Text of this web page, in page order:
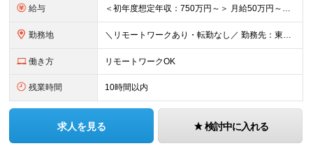
給与 ＜初年度想定年収：750万円～＞ 月給50万円～＋諸手当＋決算賞与＋寸志の計2回 ※経験・スキルを考慮し決定します。 ※固定残業代（30時間分／9.5万円～）を含みます。超過分は別途支給します。 ※試
勤務地 ＼リモートワークあり・転勤なし／ 勤務先：東京都23区、神奈川県、千葉県、埼玉県の各プロジェクト先 ※リモートワーク可能ですが案件により変更の場合がございます。 ■本社 東京都豊島区南池袋1-16-
働き方 リモートワークOK
残業時間 10時間以内
求人を見る 検討中に入れる